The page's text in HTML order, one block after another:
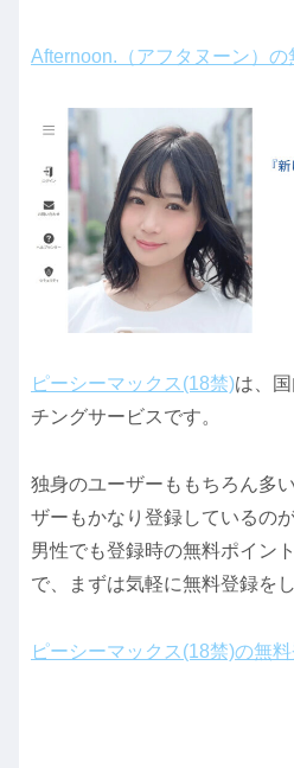
Afternoon.（アフタヌーン）の
ピーシーマックス(18禁)は、
チングサービスです。
独身のユーザーももちろん多
ザーもかなり登録しているの
男性でも登録時の無料ポイン
で、まずは気軽に無料登録を
ピーシーマックス(18禁)の無料